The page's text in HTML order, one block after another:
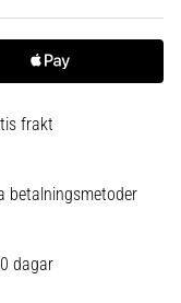
frakt
betalningsmetoder
dagar